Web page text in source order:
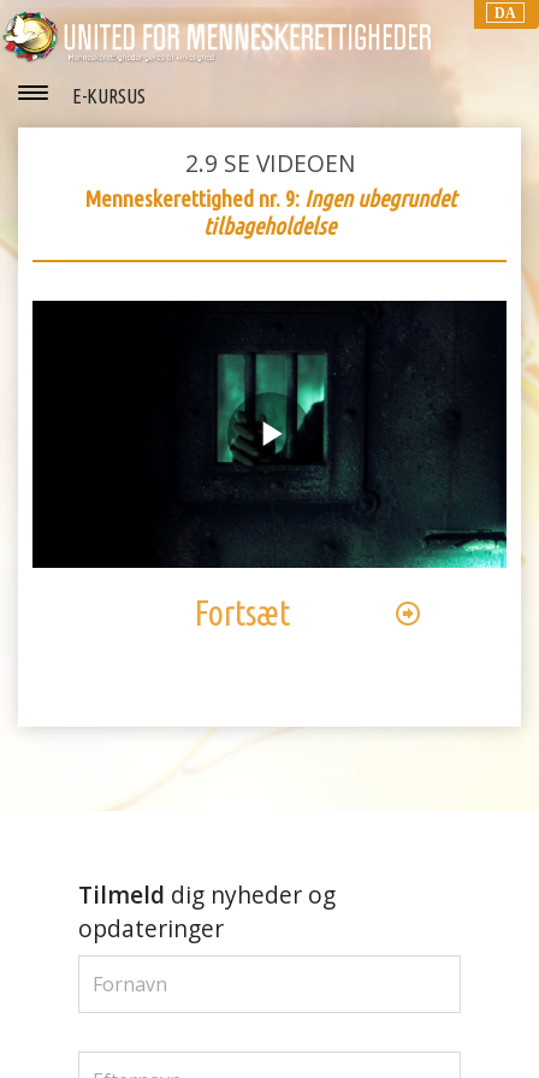
DA
E-KURSUS
2.9 SE VIDEOEN
Menneskerettighed nr. 9: Ingen ubegrundet
tilbageholdelse
Play
Video
Fortsæt
Tilmeld dig nyheder og
opdateringer